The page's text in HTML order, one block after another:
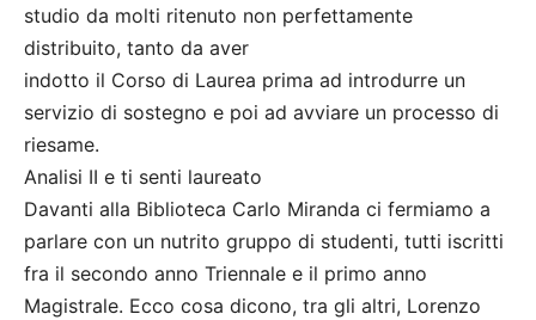
studio da molti ritenuto non perfettamente
distribuito, tanto da aver
indotto il Corso di Laurea prima ad introdurre un
servizio di sostegno e poi ad avviare un processo di
riesame.
Analisi II e ti senti laureato
Davanti alla Biblioteca Carlo Miranda ci fermiamo a
parlare con un nutrito gruppo di studenti, tutti iscritti
fra il secondo anno Triennale e il primo anno
Magistrale. Ecco cosa dicono, tra gli altri, Lorenzo